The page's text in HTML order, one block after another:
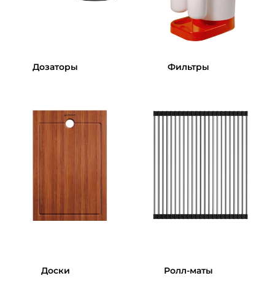
Дозаторы Фильтры
Доски Ролл-маты